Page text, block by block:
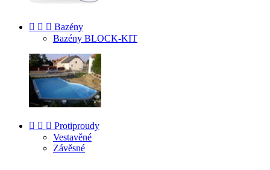
   Bazény
Bazény BLOCK-KIT
   Protiproudy
Vestavěné
Závěsné